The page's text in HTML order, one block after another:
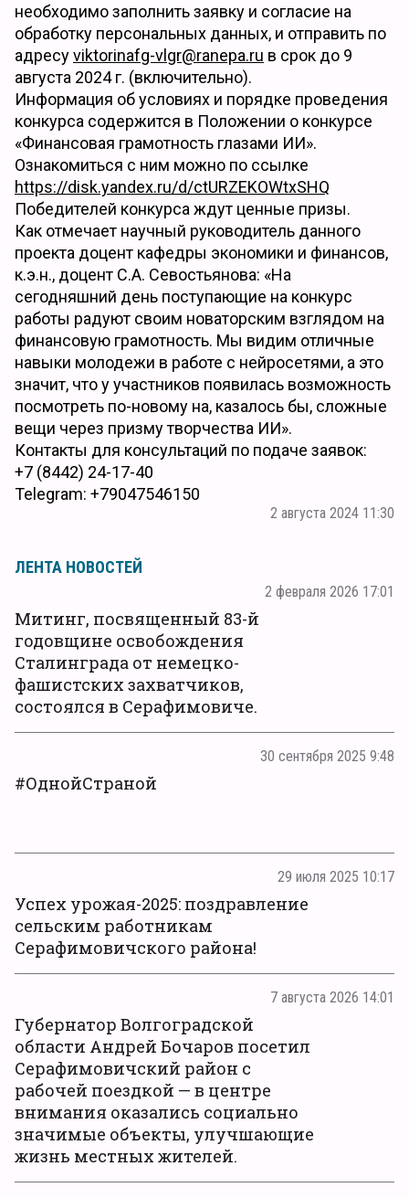
необходимо заполнить заявку и согласие на
обработку персональных данных, и отправить по
адресуviktorinafg-vlgr@ranepa.ru в срок до 9
августа 2024 г. (включительно).
Информация об условиях и порядке проведения
конкурса содержится в Положении о конкурсе
«Финансовая грамотность глазами ИИ».
Ознакомиться с ним можно по ссылке
https://disk.yandex.ru/d/ctURZEKOWtxSHQ
Победителей конкурса ждут ценные призы.
Как отмечает научный руководитель данного
проекта доцент кафедры экономики и финансов,
к.э.н., доцент С.А. Севостьянова: «На
сегодняшний день поступающие на конкурс
работы радуют своим новаторским взглядом на
финансовую грамотность. Мы видим отличные
навыки молодежи в работе с нейросетями, а это
значит, что у участников появилась возможность
посмотреть по-новому на, казалось бы, сложные
вещи через призму творчества ИИ».
Контакты для консультаций по подаче заявок:
+7 (8442) 24-17-40
Telegram: +79047546150
2 августа 2024 11:30
ЛЕНТА НОВОСТЕЙ
2 февраля 2026 17:01
Митинг, посвященный 83-й
годовщине освобождения
Сталинграда от немецко-
фашистских захватчиков,
состоялся в Серафимовиче.
30 сентября 2025 9:48
#ОднойСтраной
29 июля 2025 10:17
Успех урожая-2025: поздравление
сельским работникам
Серафимовичского района!
7 августа 2026 14:01
Губернатор Волгоградской
области Андрей Бочаров посетил
Серафимовичский район с
рабочей поездкой — в центре
внимания оказались социально
значимые объекты, улучшающие
жизнь местных жителей.